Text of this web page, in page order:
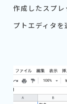
作成したスプ
プトエディタを